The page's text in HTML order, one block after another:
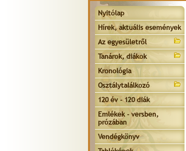
Nyitólap
Hírek, aktuális események
Az egyesületről
Tanárok, diákok
Kronológia
Osztálytalálkozó
120 év - 120 diák
Emlékek - versben,
prózában
Vendégkönyv